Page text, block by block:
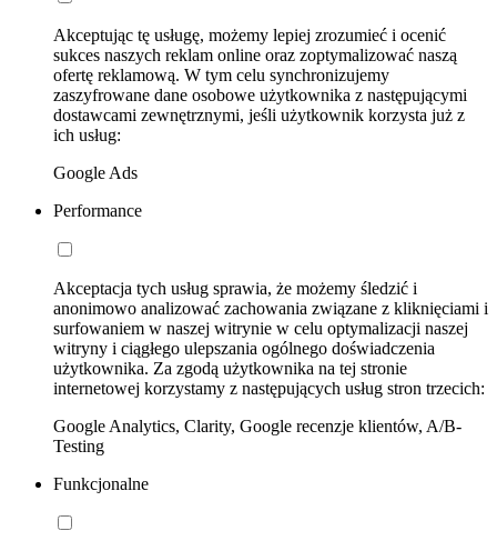
Akceptując tę usługę, możemy lepiej zrozumieć i ocenić
sukces naszych reklam online oraz zoptymalizować naszą
ofertę reklamową. W tym celu synchronizujemy
zaszyfrowane dane osobowe użytkownika z następującymi
dostawcami zewnętrznymi, jeśli użytkownik korzysta już z
ich usług:
Google Ads
Performance
Akceptacja tych usług sprawia, że możemy śledzić i
anonimowo analizować zachowania związane z kliknięciami i
surfowaniem w naszej witrynie w celu optymalizacji naszej
witryny i ciągłego ulepszania ogólnego doświadczenia
użytkownika. Za zgodą użytkownika na tej stronie
internetowej korzystamy z następujących usług stron trzecich:
Google Analytics, Clarity, Google recenzje klientów, A/B-
Testing
Funkcjonalne